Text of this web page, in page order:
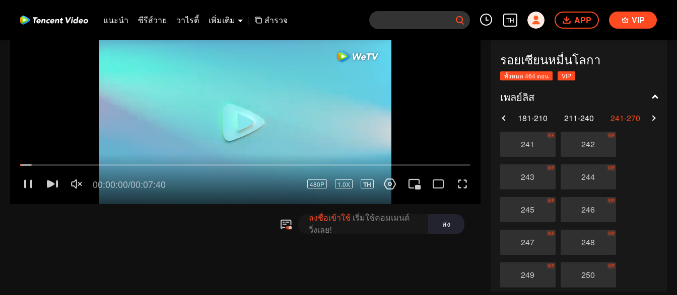
แนะนำ ซีรีส์วาย วาไรตี้ เพิ่มเติม | สำรวจ TH APP VIP
รอยเซียนหมื่นโลกา
ทั้งหมด 464 ตอน VIP
เพลย์ลิส
01-30 91-120 181-210 211-240 241-270
241
VIP
242
VIP
243
VIP
244
VIP
245
VIP
246
VIP
247
VIP
248
VIP
249
VIP
250
VIP